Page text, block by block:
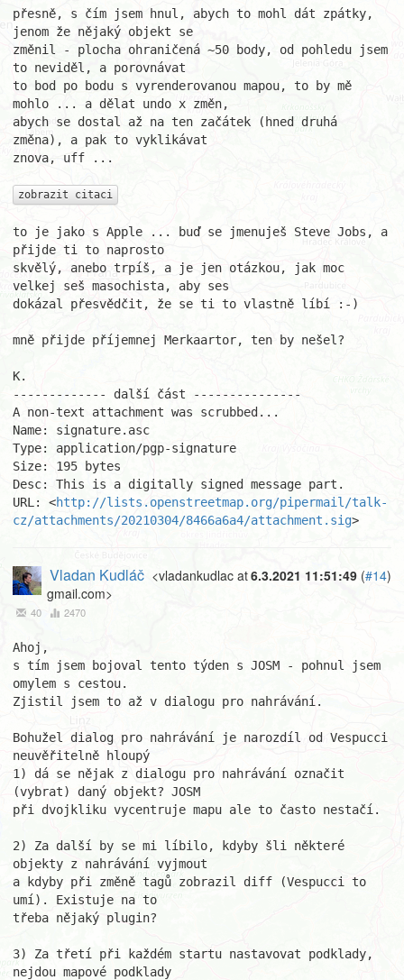
přesně, s čím jsem hnul, abych to mohl dát zpátky,
jenom že nějaký objekt se
změnil - plocha ohraničená ~50 body, od pohledu jsem
to neviděl, a porovnávat
to bod po bodu s vyrenderovanou mapou, to by mě
mohlo ... a dělat undo x změn,
abych se dostal až na ten začátek (hned druhá
změna), a pak to vyklikávat
znova, uff ...
zobrazit citaci
to je jako s Apple ... buď se jmenuješ Steve Jobs, a
přijde ti to naprosto
skvělý, anebo trpíš, a je jen otázkou, jak moc
velkej seš masochista, aby ses
dokázal přesvědčit, že se ti to vlastně líbí :-)
mně přijde příjemnej Merkaartor, ten by nešel?
K.
------------- další část ---------------
A non-text attachment was scrubbed...
Name: signature.asc
Type: application/pgp-signature
Size: 195 bytes
Desc: This is a digitally signed message part.
URL: <http://lists.openstreetmap.org/pipermail/talk-
cz/attachments/20210304/8466a6a4/attachment.sig>
6.3.2021 11:51:49 (#14)
Vladan Kudláč <vladankudlac at
gmail.com>
40 2470
Ahoj,
s tím jsem bojoval tento týden s JOSM - pohnul jsem
omylem s cestou.
Zjistil jsem to až v dialogu pro nahrávání.
Bohužel dialog pro nahrávání je narozdíl od Vespucci
neuvěřitelně hloupý
1) dá se nějak z dialogu pro nahrávání označit
(vybrat) daný objekt? JOSM
při dvojkliku vycentruje mapu ale to často nestačí.
2) Za další by se mi líbilo, kdyby šli některé
objekty z nahrávání vyjmout
a kdyby při změně tagů zobrazil diff (Vespucci to
umí). Existuje na to
třeba nějaký plugin?
3) Za třetí při každém startu nastavovat podklady,
nejdou mapové podklady